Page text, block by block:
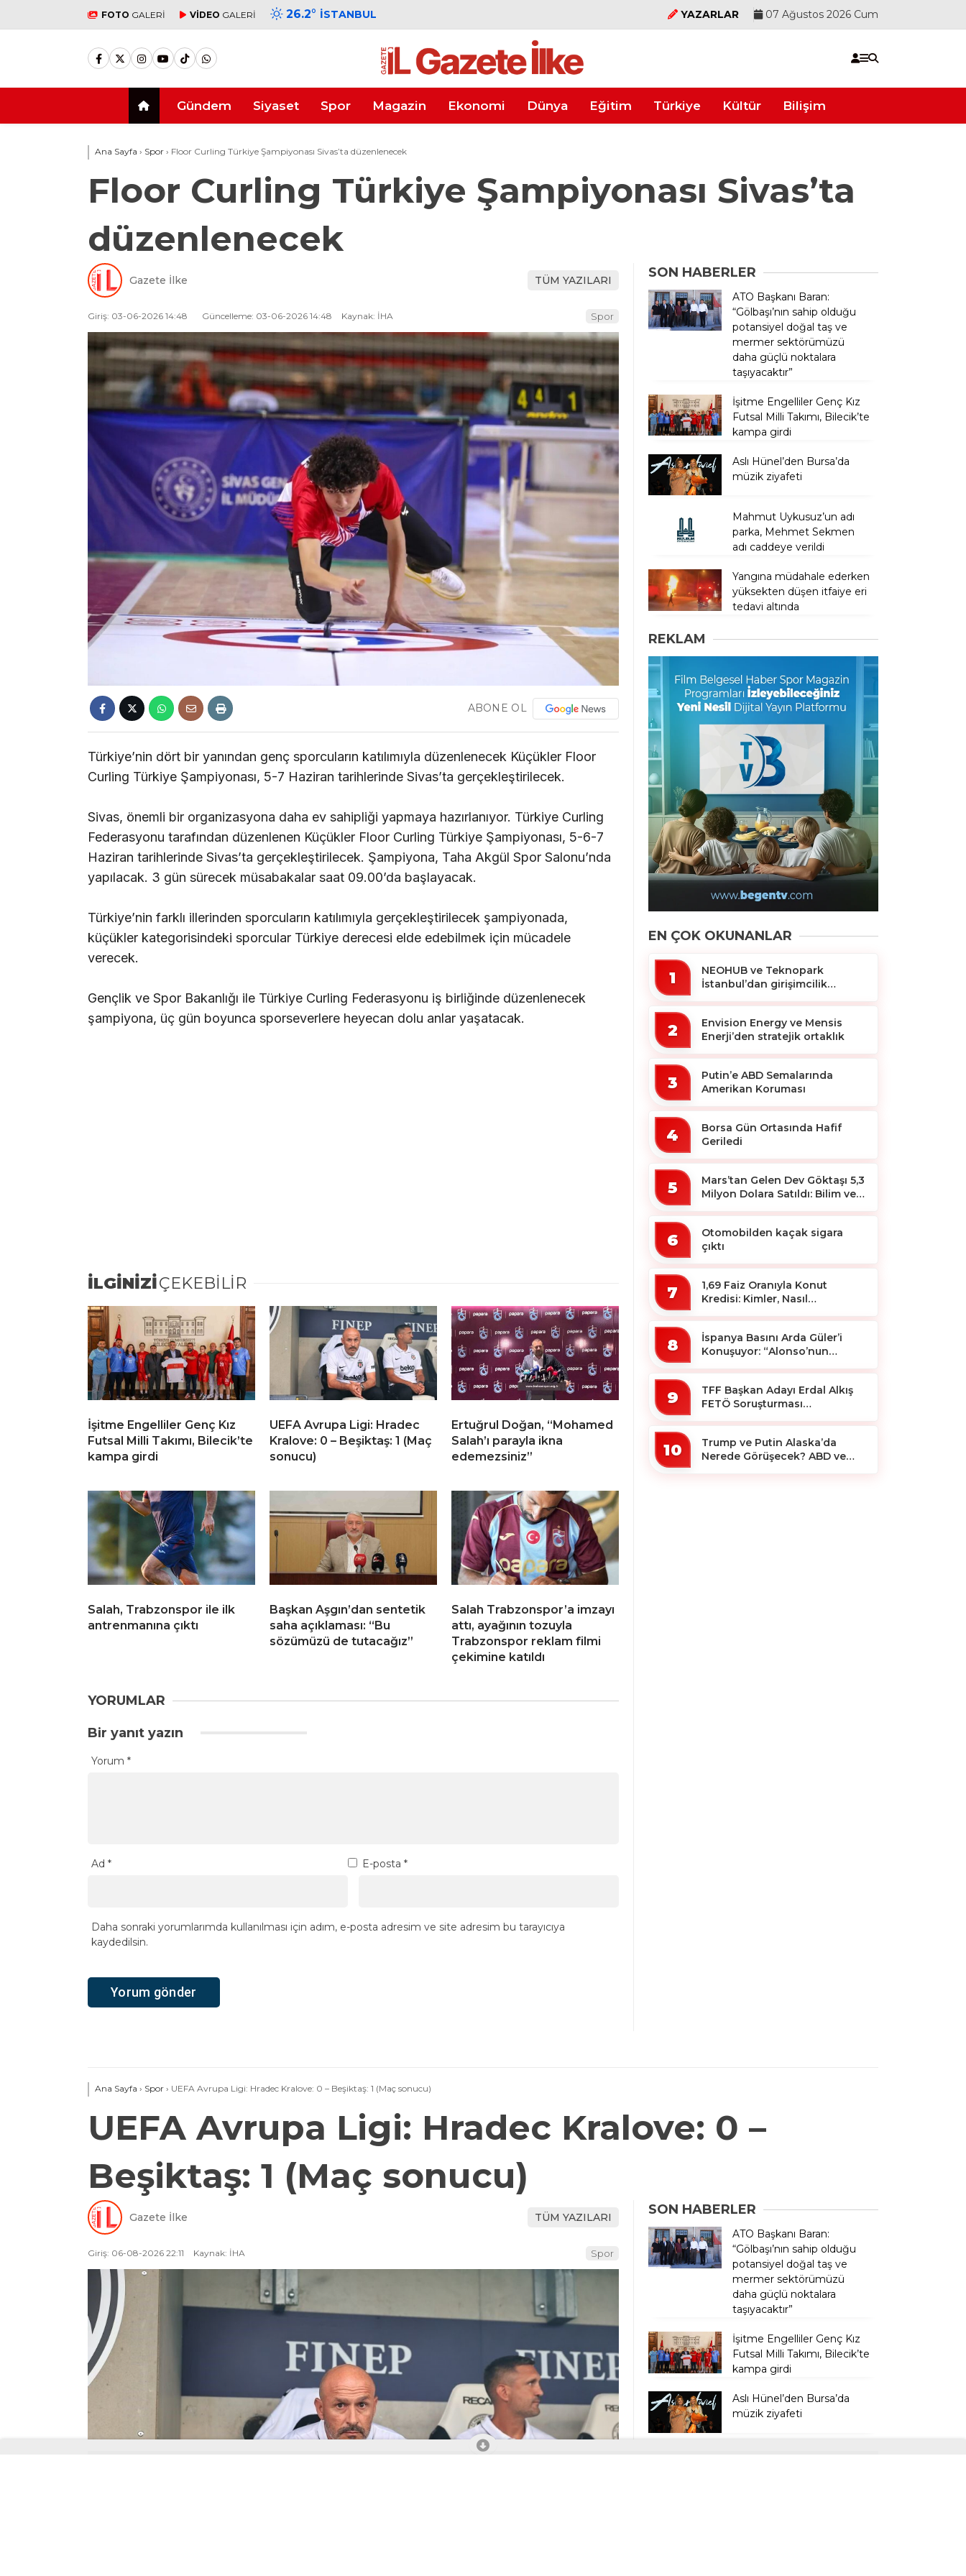
FOTO GALERİ VİDEO GALERİ 26.2° İSTANBUL YAZARLAR 07 Ağustos 2026 Cum
Gündem Siyaset Spor Magazin Ekonomi Dünya Eğitim Türkiye Kültür Bilişim
Ana Sayfa › Spor › Floor Curling Türkiye Şampiyonası Sivas’ta düzenlenecek
Floor Curling Türkiye Şampiyonası Sivas’ta
düzenlenecek
Gazete İlke TÜM YAZILARI
Giriş: 03-06-2026 14:48 Güncelleme: 03-06-2026 14:48 Kaynak: İHA Spor
ABONE OL
Türkiye’nin dört bir yanından genç sporcuların katılımıyla düzenlenecek Küçükler Floor
Curling Türkiye Şampiyonası, 5-7 Haziran tarihlerinde Sivas’ta gerçekleştirilecek.
Sivas, önemli bir organizasyona daha ev sahipliği yapmaya hazırlanıyor. Türkiye Curling
Federasyonu tarafından düzenlenen Küçükler Floor Curling Türkiye Şampiyonası, 5-6-7
Haziran tarihlerinde Sivas’ta gerçekleştirilecek. Şampiyona, Taha Akgül Spor Salonu’nda
yapılacak. 3 gün sürecek müsabakalar saat 09.00’da başlayacak.
Türkiye’nin farklı illerinden sporcuların katılımıyla gerçekleştirilecek şampiyonada,
küçükler kategorisindeki sporcular Türkiye derecesi elde edebilmek için mücadele
verecek.
Gençlik ve Spor Bakanlığı ile Türkiye Curling Federasyonu iş birliğinde düzenlenecek
şampiyona, üç gün boyunca sporseverlere heyecan dolu anlar yaşatacak.
İLGİNİZİÇEKEBİLİR
İşitme Engelliler Genç Kız
Futsal Milli Takımı, Bilecik’te
kampa girdi
UEFA Avrupa Ligi: Hradec
Kralove: 0 – Beşiktaş: 1 (Maç
sonucu)
Ertuğrul Doğan, “Mohamed
Salah’ı parayla ikna
edemezsiniz”
Salah, Trabzonspor ile ilk
antrenmanına çıktı
Başkan Aşgın’dan sentetik
saha açıklaması: “Bu
sözümüzü de tutacağız”
Salah Trabzonspor’a imzayı
attı, ayağının tozuyla
Trabzonspor reklam filmi
çekimine katıldı
YORUMLAR
Bir yanıt yazın
Yorum *
Ad * E-posta *
Daha sonraki yorumlarımda kullanılması için adım, e-posta adresim ve site adresim bu tarayıcıya
kaydedilsin.
SON HABERLER
ATO Başkanı Baran:
“Gölbaşı’nın sahip olduğu
potansiyel doğal taş ve
mermer sektörümüzü
daha güçlü noktalara
taşıyacaktır”
İşitme Engelliler Genç Kız
Futsal Milli Takımı, Bilecik’te
kampa girdi
Aslı Hünel’den Bursa’da
müzik ziyafeti
Mahmut Uykusuz’un adı
parka, Mehmet Sekmen
adı caddeye verildi
Yangına müdahale ederken
yüksekten düşen itfaiye eri
tedavi altında
REKLAM
EN ÇOK OKUNANLAR
1
NEOHUB ve Teknopark
İstanbul’dan girişimcilik
2
Envision Energy ve Mensis
Enerji’den stratejik ortaklık
3
Putin’e ABD Semalarında
Amerikan Koruması
4
Borsa Gün Ortasında Hafif
Geriledi
5
Mars’tan Gelen Dev Göktaşı 5,3
Milyon Dolara Satıldı: Bilim ve
6
Otomobilden kaçak sigara
çıktı
7
1,69 Faiz Oranıyla Konut
Kredisi: Kimler, Nasıl
8
İspanya Basını Arda Güler’i
Konuşuyor: “Alonso’nun
9
TFF Başkan Adayı Erdal Alkış
FETÖ Soruşturması
10
Trump ve Putin Alaska’da
Nerede Görüşecek? ABD ve
Ana Sayfa › Spor › UEFA Avrupa Ligi: Hradec Kralove: 0 – Beşiktaş: 1 (Maç sonucu)
UEFA Avrupa Ligi: Hradec Kralove: 0 –
Beşiktaş: 1 (Maç sonucu)
Gazete İlke TÜM YAZILARI
Giriş: 06-08-2026 22:11 Kaynak: İHA Spor
SON HABERLER
ATO Başkanı Baran:
“Gölbaşı’nın sahip olduğu
potansiyel doğal taş ve
mermer sektörümüzü
daha güçlü noktalara
taşıyacaktır”
İşitme Engelliler Genç Kız
Futsal Milli Takımı, Bilecik’te
kampa girdi
Aslı Hünel’den Bursa’da
müzik ziyafeti